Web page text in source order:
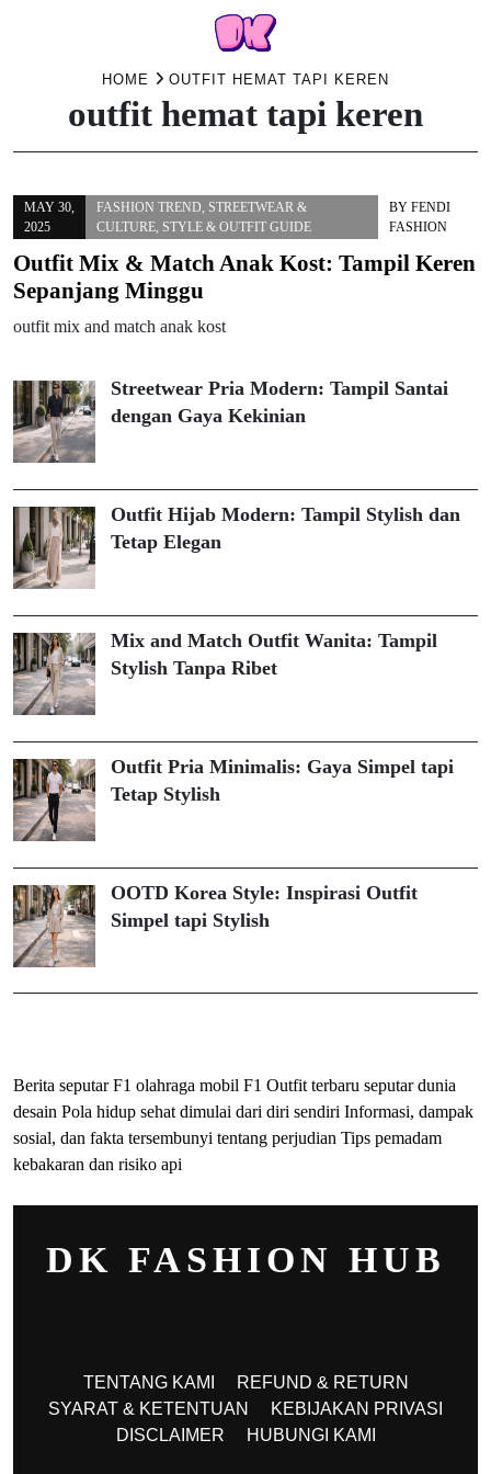
HOME OUTFIT HEMAT TAPI KEREN
outfit hemat tapi keren
MAY 30,
2025
FASHION TREND, STREETWEAR &
CULTURE, STYLE & OUTFIT GUIDE
BYFENDI
FASHION
Outfit Mix & Match Anak Kost: Tampil Keren
Sepanjang Minggu
outfit mix and match anak kost
Streetwear Pria Modern: Tampil Santai
dengan Gaya Kekinian
Outfit Hijab Modern: Tampil Stylish dan
Tetap Elegan
Mix and Match Outfit Wanita: Tampil
Stylish Tanpa Ribet
Outfit Pria Minimalis: Gaya Simpel tapi
Tetap Stylish
OOTD Korea Style: Inspirasi Outfit
Simpel tapi Stylish
Berita seputar F1 olahraga mobil F1 Outfit terbaru seputar dunia
desain Pola hidup sehat dimulai dari diri sendiri Informasi, dampak
sosial, dan fakta tersembunyi tentang perjudian Tips pemadam
kebakaran dan risiko api
DK FASHION HUB
TENTANG KAMI
REFUND & RETURN
SYARAT & KETENTUAN
KEBIJAKAN PRIVASI
DISCLAIMER
HUBUNGI KAMI